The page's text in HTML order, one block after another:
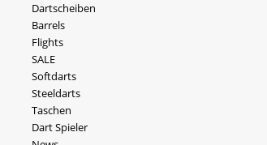
Dartscheiben
Barrels
Flights
SALE
Softdarts
Steeldarts
Taschen
Dart Spieler